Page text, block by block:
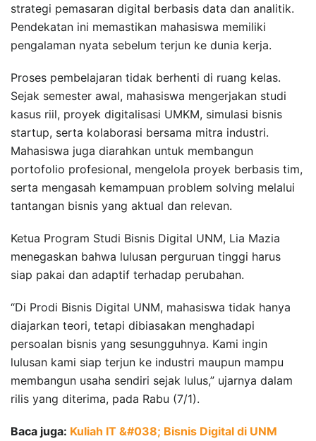
strategi pemasaran digital berbasis data dan analitik.
Pendekatan ini memastikan mahasiswa memiliki
pengalaman nyata sebelum terjun ke dunia kerja.
Proses pembelajaran tidak berhenti di ruang kelas.
Sejak semester awal, mahasiswa mengerjakan studi
kasus riil, proyek digitalisasi UMKM, simulasi bisnis
startup, serta kolaborasi bersama mitra industri.
Mahasiswa juga diarahkan untuk membangun
portofolio profesional, mengelola proyek berbasis tim,
serta mengasah kemampuan problem solving melalui
tantangan bisnis yang aktual dan relevan.
Ketua Program Studi Bisnis Digital UNM, Lia Mazia
menegaskan bahwa lulusan perguruan tinggi harus
siap pakai dan adaptif terhadap perubahan.
“Di Prodi Bisnis Digital UNM, mahasiswa tidak hanya
diajarkan teori, tetapi dibiasakan menghadapi
persoalan bisnis yang sesungguhnya. Kami ingin
lulusan kami siap terjun ke industri maupun mampu
membangun usaha sendiri sejak lulus,” ujarnya dalam
rilis yang diterima, pada Rabu (7/1).
Baca juga: Kuliah IT &#038; Bisnis Digital di UNM